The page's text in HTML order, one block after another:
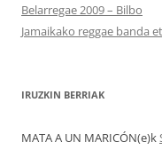
Belarregae 2009 – Bilbo
Jamaikako reggae banda
IRUZKIN BERRIAK
MATA A UN MARICÓN(e)k